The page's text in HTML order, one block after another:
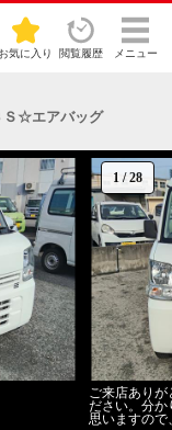
お気に入り 閲覧履歴 メニュー
☆エアバッグ
1 /28
ご来店あり
ださい。分か
思いますの